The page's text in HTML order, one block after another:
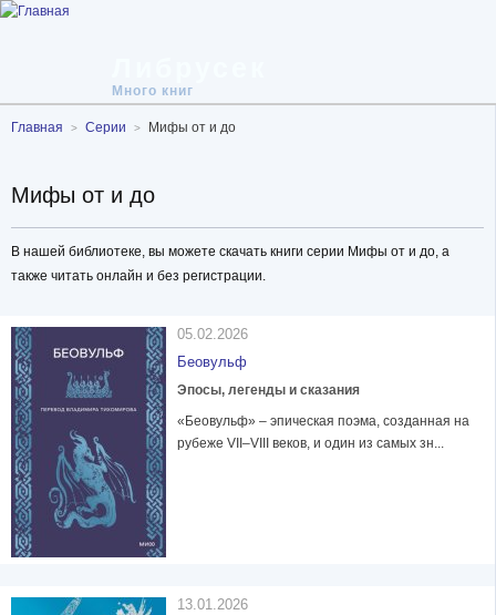
Много книг
Главная Серии Мифы от и до
Мифы от и до
В нашей библиотеке, вы можете скачать книги серии Мифы от и до, а
также читать онлайн и без регистрации.
05.02.2026
Беовульф
Эпосы, легенды и сказания
«Беовульф» – эпическая поэма, созданная на
рубеже VII–VIII веков, и один из самых зн...
13.01.2026